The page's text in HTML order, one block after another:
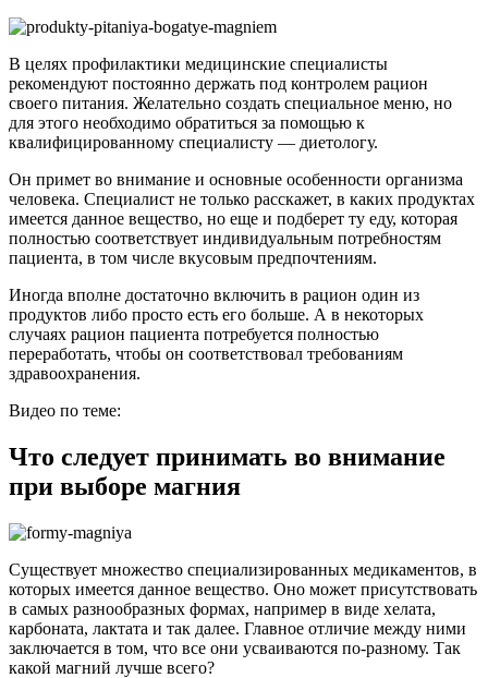
В целях профилактики медицинские специалисты
рекомендуют постоянно держать под контролем рацион
своего питания. Желательно создать специальное меню, но
для этого необходимо обратиться за помощью к
квалифицированному специалисту — диетологу.
Он примет во внимание и основные особенности организма
человека. Специалист не только расскажет, в каких продуктах
имеется данное вещество, но еще и подберет ту еду, которая
полностью соответствует индивидуальным потребностям
пациента, в том числе вкусовым предпочтениям.
Иногда вполне достаточно включить в рацион один из
продуктов либо просто есть его больше. А в некоторых
случаях рацион пациента потребуется полностью
переработать, чтобы он соответствовал требованиям
здравоохранения.
Видео по теме:
Что следует принимать во внимание
при выборе магния
Существует множество специализированных медикаментов, в
которых имеется данное вещество. Оно может присутствовать
в самых разнообразных формах, например в виде хелата,
карбоната, лактата и так далее. Главное отличие между ними
заключается в том, что все они усваиваются по-разному. Так
какой магний лучше всего?